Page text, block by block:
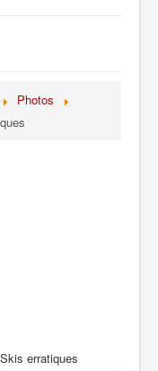
Photos
erratiques